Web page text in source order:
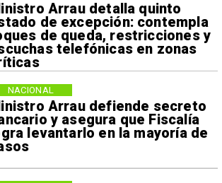
Arrau detalla quinto
de excepción: contempla
de queda, restricciones y
telefónicas en zonas
Arrau defiende secreto
y asegura que Fiscalía
levantarlo en la mayoría de
NACIONAL